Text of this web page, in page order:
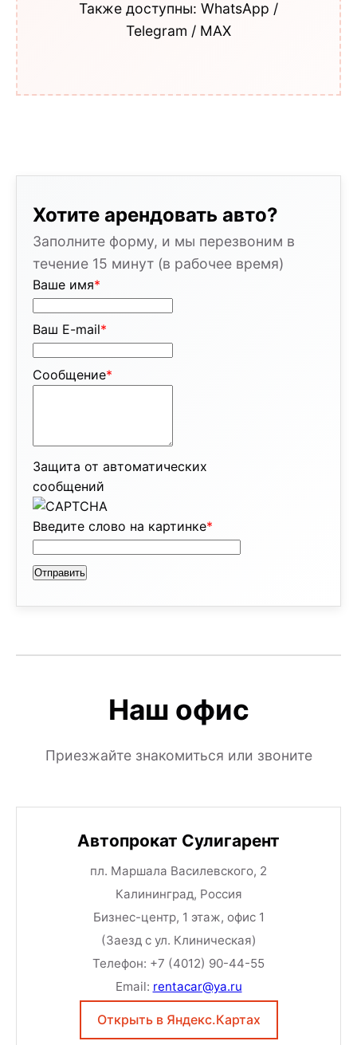
Также доступны: WhatsApp /
Telegram / MAX
Хотите арендовать авто?
Заполните форму, и мы перезвоним в
течение 15 минут (в рабочее время)
Ваше имя*
Ваш E-mail*
Сообщение*
Защита от автоматических
сообщений
Введите слово на картинке*
Наш офис
Приезжайте знакомиться или звоните
Автопрокат Сулигарент
пл. Маршала Василевского, 2
Калининград, Россия
Бизнес-центр, 1 этаж, офис 1
(Заезд с ул. Клиническая)
Телефон: +7 (4012) 90-44-55
Email: rentacar@ya.ru
Открыть в Яндекс.Картах